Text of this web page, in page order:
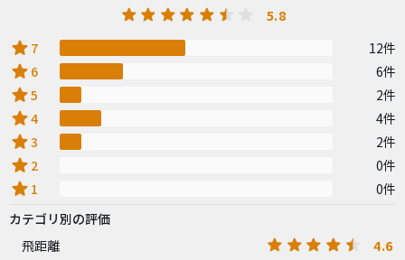
5.8
star 7 12件
star 6 6件
star5 2件
star4 4件
star3 2件
star 2 0件
star 1
0件
カテゴリ別の評価
飛距離
4.6